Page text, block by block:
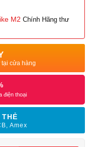
M2 Chính Hãng thư
cửa hàng
điện thoại
Amex